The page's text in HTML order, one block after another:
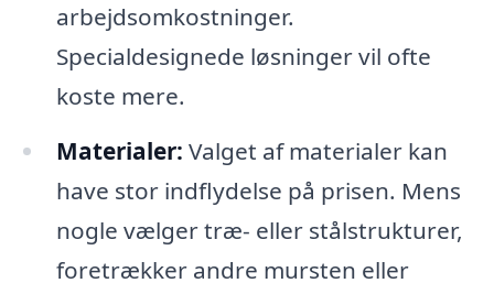
arbejdsomkostninger.
Specialdesignede løsninger vil ofte
koste mere.
Materialer: Valget af materialer kan
have stor indflydelse på prisen. Mens
nogle vælger træ- eller stålstrukturer,
foretrækker andre mursten eller